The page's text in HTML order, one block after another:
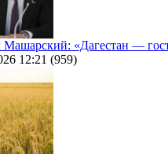
Машарский: «Дагестан —
12:21 (959)